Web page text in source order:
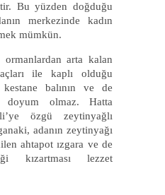
Bu yüzden doğduğu
merkezinde kadın
mümkün.
arta kalan
ile kaplı olduğu
kestane balının ve de
doyum olmaz. Hatta
özgü zeytinyağlı
adanın zeytinyağı
ahtapot ızgara ve de
kızartması lezzet